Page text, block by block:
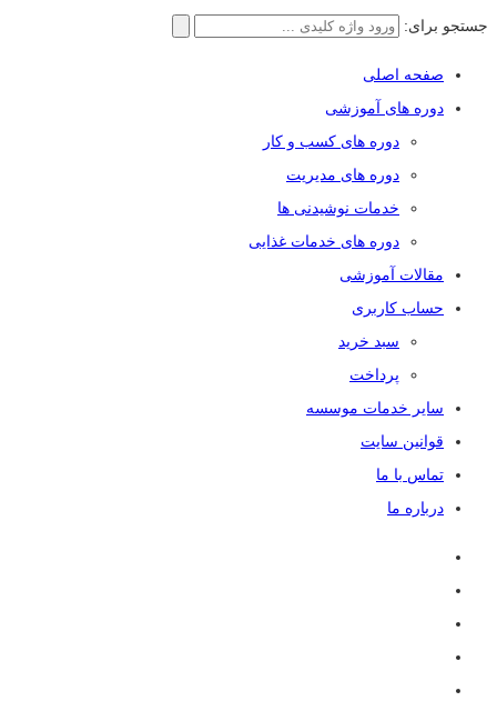
جستجو برای:
صفحه اصلی
دوره های آموزشی
دوره های کسب و کار
دوره های مدیریت
خدمات نوشیدنی ها
دوره های خدمات غذایی
مقالات آموزشی
حساب کاربری
سبد خرید
پرداخت
سایر خدمات موسسه
قوانین سایت
تماس با ما
درباره ما